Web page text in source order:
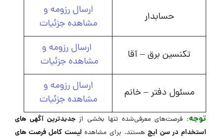
حسابدار
ارسال رزومه و
مشاهده جزئیات
تکنسین برق – آقا
ارسال رزومه و
مشاهده جزئیات
مسئول دفتر – خانم
ارسال رزومه و
مشاهده جزئیات
توجه: فرصت‌های معرفی‌شده تنها بخشی ازجدیدترین آگهی های
استخدام در سن ایچهستند. برای مشاهده لیست کامل فرصت های